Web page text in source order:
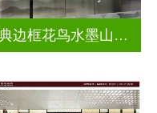
古典边框花鸟水墨山水画玻璃